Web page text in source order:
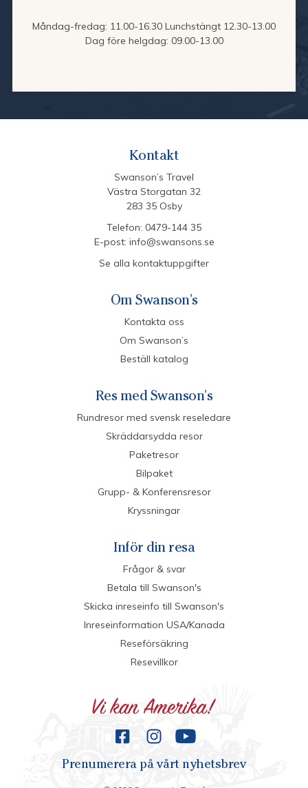
Måndag-fredag: 11.00-16.30 Lunchstängt 12.30-13.00
Dag före helgdag: 09.00-13.00
Kontakt
Swanson’s Travel
Västra Storgatan 32
283 35 Osby
Telefon: 0479-144 35
E-post: info@swansons.se
Se alla kontaktuppgifter
Om Swanson's
Kontakta oss
Om Swanson’s
Beställ katalog
Res med Swanson's
Rundresor med svensk reseledare
Skräddarsydda resor
Paketresor
Bilpaket
Grupp- & Konferensresor
Kryssningar
Inför din resa
Frågor & svar
Betala till Swanson's
Skicka inreseinfo till Swanson's
Inreseinformation USA/Kanada
Reseförsäkring
Resevillkor
Prenumerera på vårt nyhetsbrev